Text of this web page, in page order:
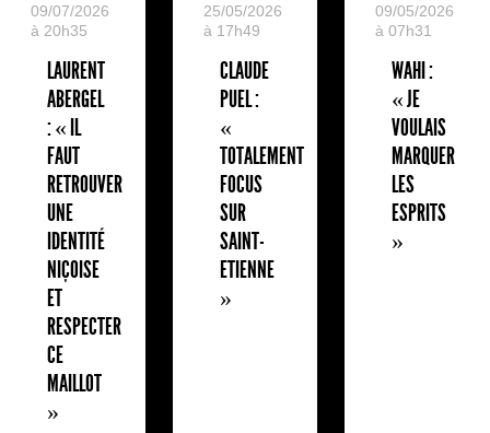
09/07/2026
à 20h35
LAURENT
ABERGEL
: « IL
FAUT
RETROUVER
UNE
IDENTITÉ
NIÇOISE
ET
RESPECTER
CE
MAILLOT
»
25/05/2026
à 17h49
CLAUDE
PUEL :
«
TOTALEMENT
FOCUS
SUR
SAINT-
ETIENNE
»
09/05/2026
à 07h31
WAHI :
« JE
VOULAIS
MARQUER
LES
ESPRITS
»